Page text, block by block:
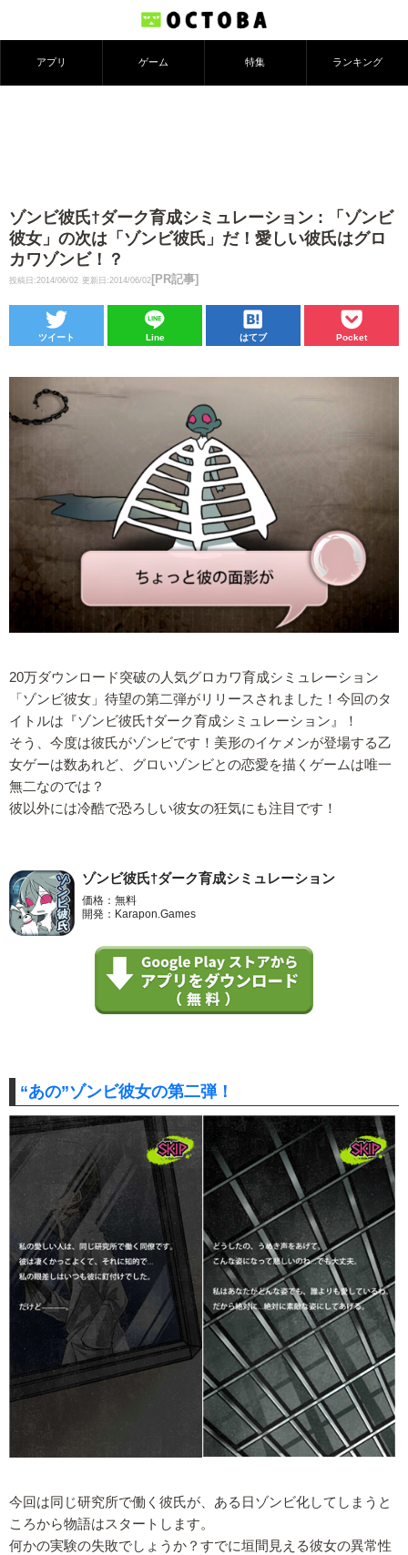
アプリ ゲーム 特集 ランキング
ゾンビ彼氏†ダーク育成シミュレーション : 「ゾンビ
彼女」の次は「ゾンビ彼氏」だ！愛しい彼氏はグロ
カワゾンビ！？
投稿日:2014/06/02 更新日:2014/06/02 [PR記事]
ツイート Line はてブ Pocket
20万ダウンロード突破の人気グロカワ育成シミュレーション
「ゾンビ彼女」待望の第二弾がリリースされました！今回のタ
イトルは『ゾンビ彼氏†ダーク育成シミュレーション』！
そう、今度は彼氏がゾンビです！美形のイケメンが登場する乙
女ゲーは数あれど、グロいゾンビとの恋愛を描くゲームは唯一
無二なのでは？
彼以外には冷酷で恐ろしい彼女の狂気にも注目です！
ゾンビ彼氏†ダーク育成シミュレーション
価格：無料
開発：Karapon.Games
“あの”ゾンビ彼女の第二弾！
今回は同じ研究所で働く彼氏が、ある日ゾンビ化してしまうと
ころから物語はスタートします。
何かの実験の失敗でしょうか？すでに垣間見える彼女の異常性